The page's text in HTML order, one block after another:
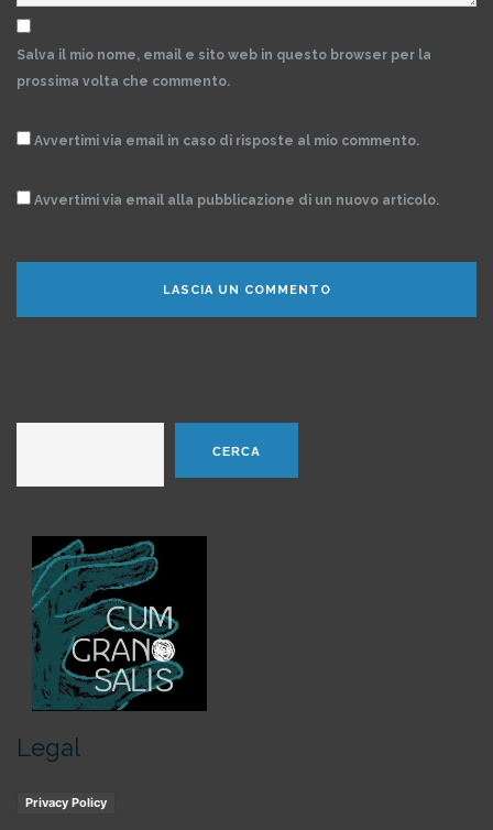
Salva il mio nome, email e sito web in questo browser per la
prossima volta che commento.
Avvertimi via email in caso di risposte al mio commento.
Avvertimi via email alla pubblicazione di un nuovo articolo.
CERCA
Legal
Privacy Policy